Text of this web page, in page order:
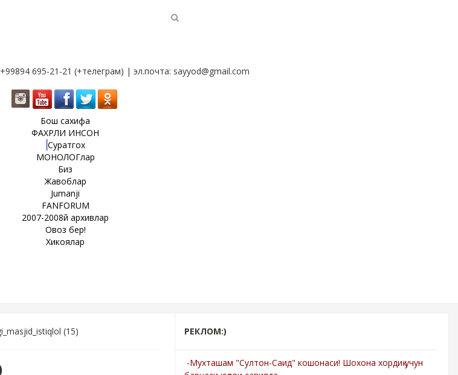
695-21-21 (+телеграм) | эл.почта: sayyod@gmail.com
Бош сахифа
ФАХРЛИ ИНСОН
Суратгох
МОНОЛОГлар
Биз
Жавоблар
Jumanji
FANFORUM
2007-2008й архивлар
Овоз бер!
Хикоялар
(15) РЕКЛОМ:)
-Мухташам "Султон-Саид" кошонаси! Шохона хордиқ учун